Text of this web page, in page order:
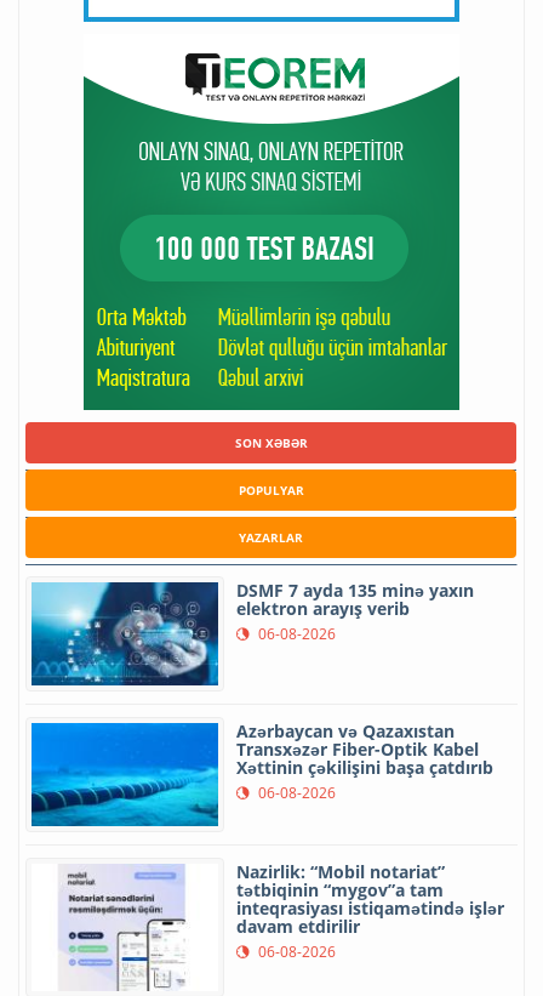
SON XƏBƏR
POPULYAR
YAZARLAR
DSMF 7 ayda 135 minə yaxın
elektron arayış verib
06-08-2026
Azərbaycan və Qazaxıstan
Transxəzər Fiber-Optik Kabel
Xəttinin çəkilişini başa çatdırıb
06-08-2026
Nazirlik: “Mobil notariat”
tətbiqinin “mygov”a tam
inteqrasiyası istiqamətində işlər
davam etdirilir
06-08-2026